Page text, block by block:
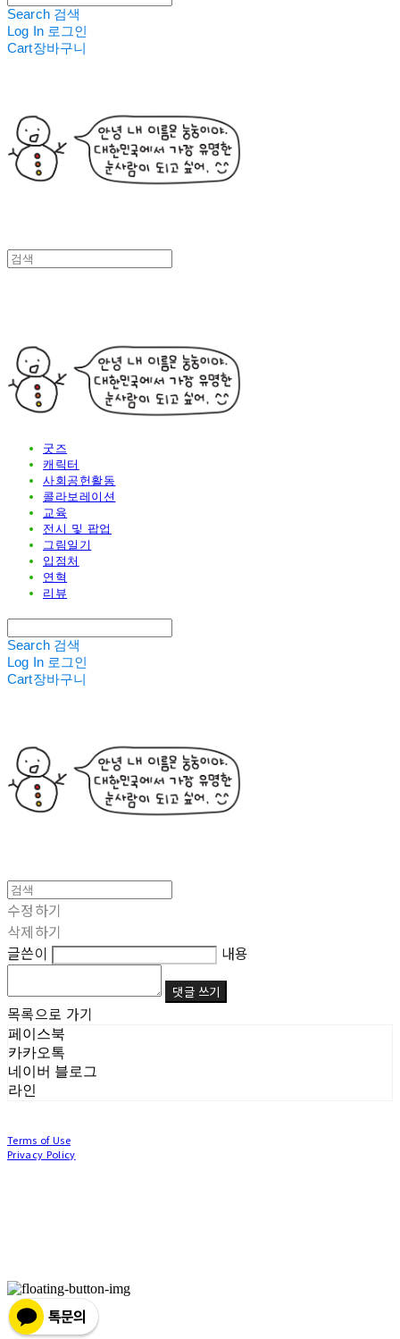
Search 검색
Log In 로그인
Cart장바구니
굿즈
캐릭터
사회공헌활동
콜라보레이션
교육
전시 및 팝업
그림일기
입점처
연혁
리뷰
Search 검색
Log In 로그인
Cart장바구니
수정하기
삭제하기
글쓴이
내용
댓글 쓰기
목록으로 가기
페이스북
카카오톡
네이버 블로그
라인
Terms of Use
Privacy Policy